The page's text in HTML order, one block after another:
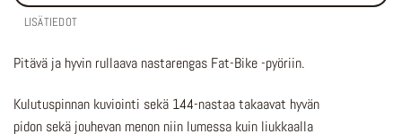
LISÄTIEDOT
Pitävä ja hyvin rullaava nastarengas Fat-Bike -pyöriin.
Kulutuspinnan kuviointi sekä 144-nastaa takaavat hyvän
pidon sekä jouhevan menon niin lumessa kuin liukkaalla